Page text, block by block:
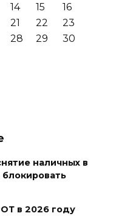
на озере в
сбили 20
14 15
16
21 22
23
28 29
30
наличных в
блокировать
в 2026 году